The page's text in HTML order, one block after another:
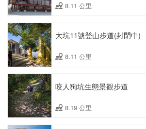
8.11 公里
大坑11號登山步道(封閉中)
8.11 公里
咬人狗坑生態景觀步道
8.19 公里